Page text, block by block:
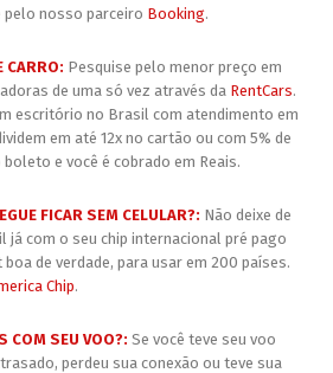
pelo nosso parceiro Booking.
CARRO: Pesquise pelo menor preço em
de uma só vez através da RentCars.
escritório no Brasil com atendimento em
em até 12x no cartão ou com 5% de
e você é cobrado em Reais.
FICAR SEM CELULAR?: Não deixe de
já com o seu chip internacional pré pago
de verdade, para usar em 200 países.
Chip.
COM SEU VOO?: Se você teve seu voo
perdeu sua conexão ou teve sua